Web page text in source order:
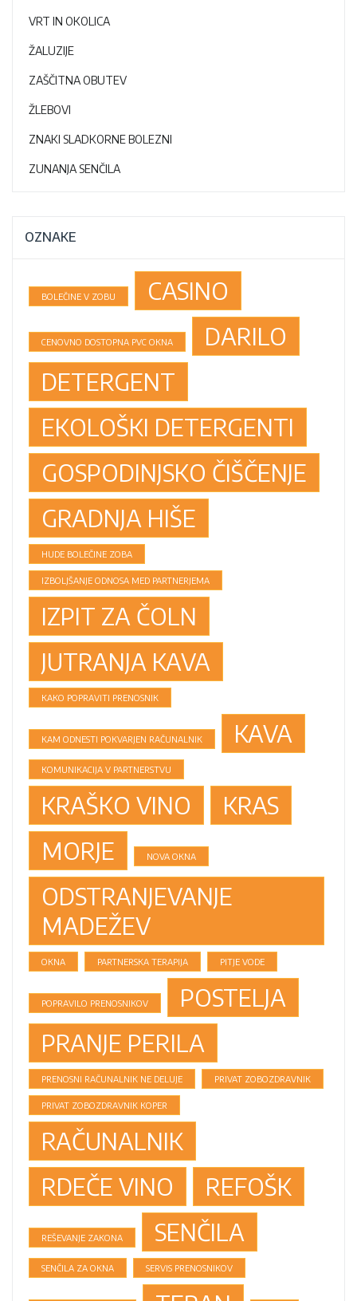
VRT IN OKOLICA
ŽALUZIJE
ZAŠČITNA OBUTEV
ŽLEBOVI
ZNAKI SLADKORNE BOLEZNI
ZUNANJA SENČILA
OZNAKE
BOLEČINE V ZOBU CASINO
CENOVNO DOSTOPNA PVC OKNA
DARILO
DETERGENT
EKOLOŠKI DETERGENTI
GOSPODINJSKO ČIŠČENJE
GRADNJA HIŠE
HUDE BOLEČINE ZOBA
IZBOLJŠANJE ODNOSA MED PARTNERJEMA
IZPIT ZA ČOLN
JUTRANJA KAVA
KAKO POPRAVITI PRENOSNIK
KAM ODNESTI POKVARJEN RAČUNALNIK KAVA
KOMUNIKACIJA V PARTNERSTVU
KRAŠKO VINO
KRAS
MORJE
NOVA OKNA
ODSTRANJEVANJE
MADEŽEV
OKNA PARTNERSKA TERAPIJA PITJE VODE
POPRAVILO PRENOSNIKOV
POSTELJA
PRANJE PERILA
PRENOSNI RAČUNALNIK NE DELUJE PRIVAT ZOBOZDRAVNIK
PRIVAT ZOBOZDRAVNIK KOPER
RAČUNALNIK
RDEČE VINO
REFOŠK
REŠEVANJE ZAKONA SENČILA
SENČILA ZA OKNA SERVIS PRENOSNIKOV